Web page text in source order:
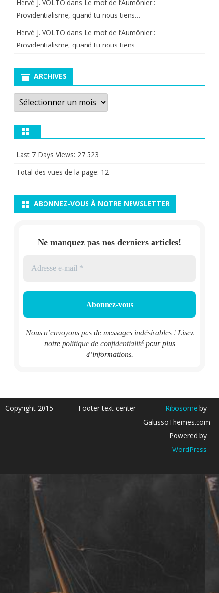
Hervé J. VOLTO dans Le mot de l’Aumônier :
Providentialisme, quand tu nous tiens…
Hervé J. VOLTO dans Le mot de l’Aumônier :
Providentialisme, quand tu nous tiens…
ARCHIVES
Archives
Last 7 Days Views: 27 523
Total des vues de la page: 12
ABONNEZ-VOUS À NOTRE NEWSLETTER
Ne manquez pas nos derniers articles!
Nous n’envoyons pas de messages indésirables ! Lisez
notre politique de confidentialitépour plus
d’informations.
Copyright 2015 Footer text center Ribosome by
GalussoThemes.com
Powered by
WordPress